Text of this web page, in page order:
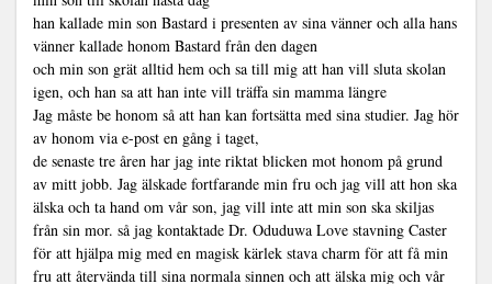
han kallade min son Bastard i presenten av sina vänner och alla hans
vänner kallade honom Bastard från den dagen
och min son grät alltid hem och sa till mig att han vill sluta skolan
igen, och han sa att han inte vill träffa sin mamma längre
Jag måste be honom så att han kan fortsätta med sina studier. Jag hör
av honom via e-post en gång i taget,
de senaste tre åren har jag inte riktat blicken mot honom på grund
av mitt jobb. Jag älskade fortfarande min fru och jag vill att hon ska
älska och ta hand om vår son, jag vill inte att min son ska skiljas
från sin mor. så jag kontaktade Dr. Oduduwa Love stavning Caster
för att hjälpa mig med en magisk kärlek stava charm för att få min
fru att återvända till sina normala sinnen och att älska mig och vår